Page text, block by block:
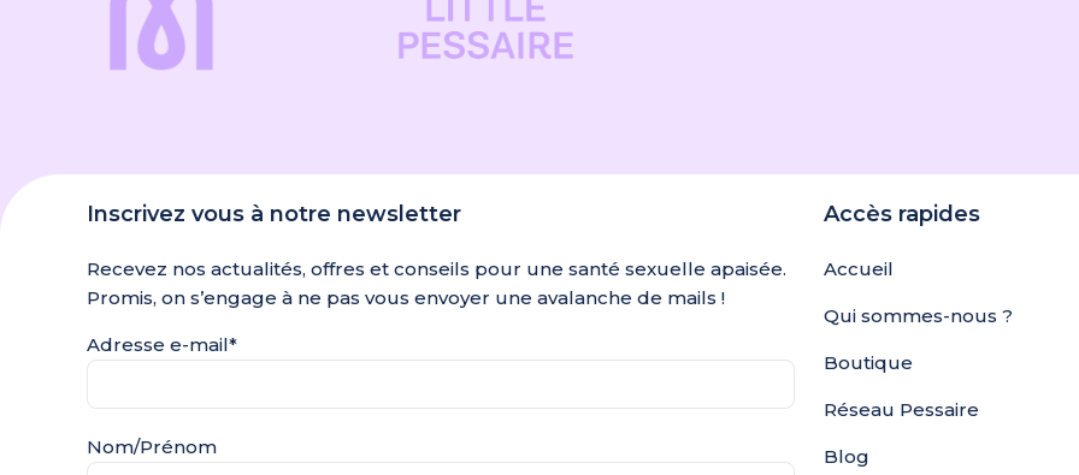
Inscrivez vous à notre newsletter
Recevez nos actualités, offres et conseils pour une santé sexuelle apaisée.
Promis, on s’engage à ne pas vous envoyer une avalanche de mails !
Adresse e-mail*
Nom/Prénom
Accès rapides
Accueil
Qui sommes-nous ?
Boutique
Réseau Pessaire
Blog